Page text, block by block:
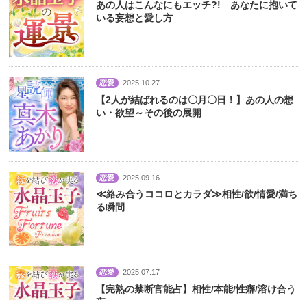
あの人はこんなにもエッチ?! あなたに抱いて
いる妄想と愛し方
恋愛 2025.10.27
【2人が結ばれるのは〇月〇日！】あの人の想
い・欲望～その後の展開
恋愛 2025.09.16
≪絡み合うココロとカラダ≫相性/欲/情愛/満ち
る瞬間
恋愛 2025.07.17
【完熟の禁断官能占】相性/本能/性癖/溶け合う